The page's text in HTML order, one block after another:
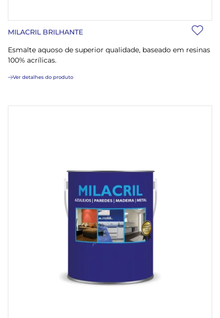
MILACRIL BRILHANTE
Esmalte aquoso de superior qualidade, baseado em resinas
100% acrílicas.
Ver detalhes do produto